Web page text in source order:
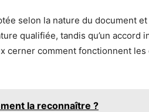
selon la nature du document
qualifiée, tandis qu’un accord
cerner comment fonctionnent
la reconnaître ?